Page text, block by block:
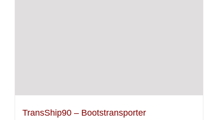
TransShip90 – Bootstransporter